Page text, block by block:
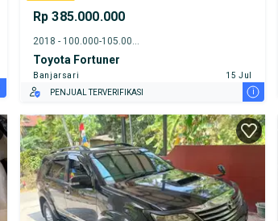
Rp 385.000.000
2018 - 100.000-105.000 km
Toyota Fortuner
Banjarsari
15 Jul
PENJUAL TERVERIFIKASI
i